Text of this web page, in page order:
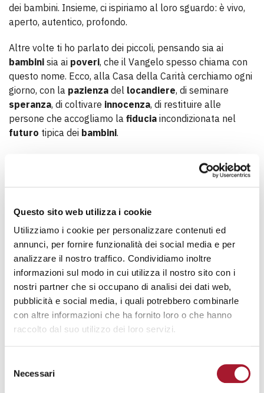
Questo sito web utilizza i cookie
Utilizziamo i cookie per personalizzare contenuti ed
annunci, per fornire funzionalità dei social media e per
analizzare il nostro traffico. Condividiamo inoltre
informazioni sul modo in cui utilizza il nostro sito con i
nostri partner che si occupano di analisi dei dati web,
pubblicità e social media, i quali potrebbero combinarle
con altre informazioni che ha fornito loro o che hanno
raccolto dal suo utilizzo dei loro servizi.
delNecessari
dei bambini. Insieme, ci ispiriamo al loro sguardo: è vivo,
aperto, autentico, profondo.
Altre volte ti ho parlato dei piccoli, pensando sia ai
bambini sia ai poveri, che il Vangelo spesso chiama con
questo nome. Ecco, alla Casa della Carità cerchiamo ogni
giorno, con la pazienza del locandiere, di seminare
speranza, di coltivare innocenza, di restituire alle
persone che accogliamo la fiducia incondizionata nel
futuro tipica dei bambini.
come i bambini, non entrerete nel Regno dei Cieli”. Vedi,
questo non è l’invito a una lettura infantile, un
compiacimento regressivo verso l’essere bimbo, ma è
l’invito a guardare allavita cheesplodenella
dimensione disperanza, nella fiducia, nei legami. Un
invito quindi a rigenerarsicontinuamente, per tirar fuori il
bambino che è dentro di noi e, attraverso questa
rigenerazione,connettersicon il futuro, con l’ eternità,
comefanno ibambini, immersi nel presente e al tempo
Questa ultima riflessione mi porta ancora avanti. Viviamo
in una società che parla sempre e solo dell’istante, invita